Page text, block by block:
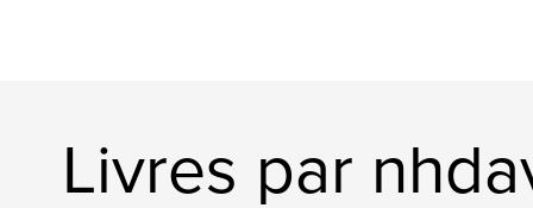
Livres par